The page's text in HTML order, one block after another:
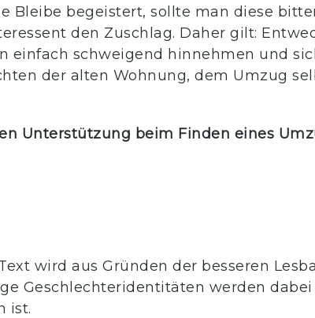
Bleibe begeistert, sollte man diese
den Zuschlag. Daher gilt:
einfach schweigend hinnehmen und
der alten Wohnung, dem Umzug
Unterstützung beim Finden eines
wird aus Gründen der besseren
Geschlechteridentitäten werden
ist.